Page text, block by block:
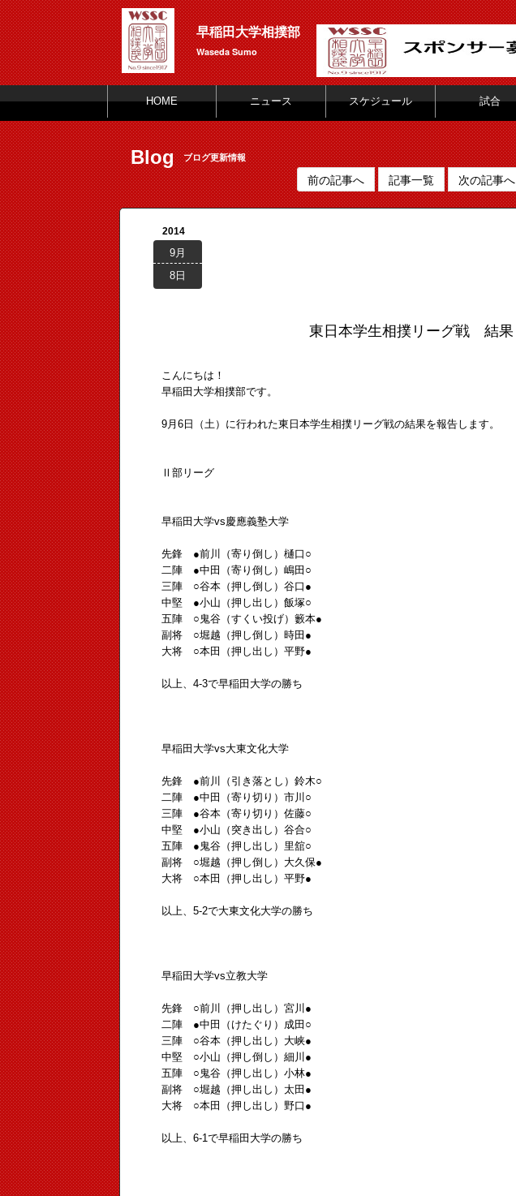
早稲田大学相撲部
Waseda Sumo
HOME ニュース スケジュール 試合
Blog ブログ更新情報
前の記事へ 記事一覧 次の記事へ
2014
9月
8日
東日本学生相撲リーグ戦 結果
こんにちは！
早稲田大学相撲部です。
9月6日（土）に行われた東日本学生相撲リーグ戦の結果を報告します。
Ⅱ部リーグ
早稲田大学vs慶應義塾大学
先鋒 ●前川（寄り倒し）樋口○
二陣 ●中田（寄り倒し）嶋田○
三陣 ○谷本（押し倒し）谷口●
中堅 ●小山（押し出し）飯塚○
五陣 ○鬼谷（すくい投げ）籔本●
副将 ○堀越（押し倒し）時田●
大将 ○本田（押し出し）平野●
以上、4-3で早稲田大学の勝ち
早稲田大学vs大東文化大学
先鋒 ●前川（引き落とし）鈴木○
二陣 ●中田（寄り切り）市川○
三陣 ●谷本（寄り切り）佐藤○
中堅 ●小山（突き出し）谷合○
五陣 ●鬼谷（押し出し）里舘○
副将 ○堀越（押し倒し）大久保●
大将 ○本田（押し出し）平野●
以上、5-2で大東文化大学の勝ち
早稲田大学vs立教大学
先鋒 ○前川（押し出し）宮川●
二陣 ●中田（けたぐり）成田○
三陣 ○谷本（押し出し）大峡●
中堅 ○小山（押し倒し）細川●
五陣 ○鬼谷（押し出し）小林●
副将 ○堀越（押し出し）太田●
大将 ○本田（押し出し）野口●
以上、6-1で早稲田大学の勝ち